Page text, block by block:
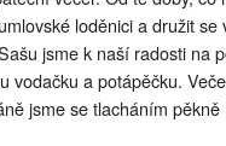
loděnici a družit
jsme k naší radosti na
vodačku a potápěčku.
jsme se tlacháním